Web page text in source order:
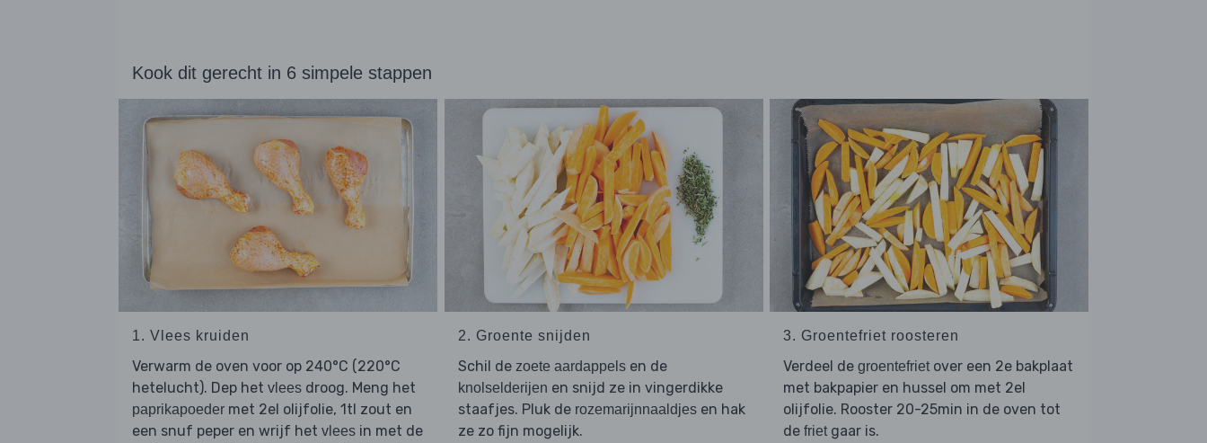
Kook dit gerecht in 6 simpele stappen
1. Vlees kruiden
Verwarm de oven voor op 240°C (220°C
hetelucht). Dep het vlees droog. Meng het
paprikapoeder met 2el olijfolie, 1tl zout en
een snuf peper en wrijf het vlees in met de
2. Groente snijden
Schil de zoete aardappelsen de
knolselderijen en snijd ze in vingerdikke
staafjes. Pluk de rozemarijnnaaldjesen hak
ze zo fijn mogelijk.
3. Groentefriet roosteren
Verdeel de groentefrietover een 2e bakplaat
met bakpapier en hussel om met 2el
olijfolie. Rooster 20-25min in de oven tot
de frietgaar is.